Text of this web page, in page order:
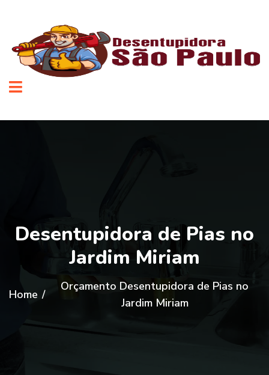
Desentupidora de Pias no
Jardim Miriam
Home /
Orçamento Desentupidora de Pias no
Jardim Miriam